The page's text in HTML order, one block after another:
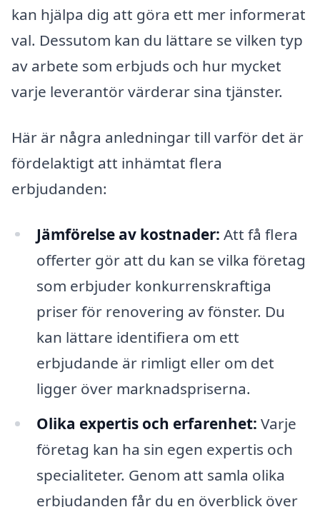
kan hjälpa dig att göra ett mer informerat
val. Dessutom kan du lättare se vilken typ
av arbete som erbjuds och hur mycket
varje leverantör värderar sina tjänster.
Här är några anledningar till varför det är
fördelaktigt att inhämtat flera
erbjudanden:
Jämförelse av kostnader: Att få flera
offerter gör att du kan se vilka företag
som erbjuder konkurrenskraftiga
priser för renovering av fönster. Du
kan lättare identifiera om ett
erbjudande är rimligt eller om det
ligger över marknadspriserna.
Olika expertis och erfarenhet: Varje
företag kan ha sin egen expertis och
specialiteter. Genom att samla olika
erbjudanden får du en överblick över